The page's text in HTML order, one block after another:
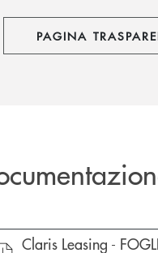
PAGINA
apre documento in
Claris Leasing -